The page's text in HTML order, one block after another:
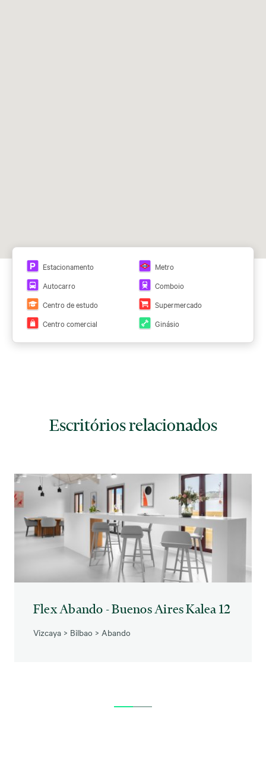
Estacionamento
Metro
Autocarro
Comboio
Centro de estudo
Supermercado
Centro comercial
Ginásio
Escritórios relacionados
Flex Abando - Buenos Aires Kalea 12
Vizcaya > Bilbao > Abando